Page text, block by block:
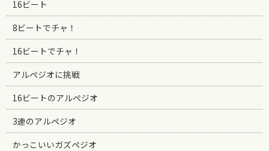
16ビート
8ビートでチャ！
16ビートでチャ！
アルペジオに挑戦
16ビートのアルペジオ
3連のアルペジオ
かっこいいガズペジオ